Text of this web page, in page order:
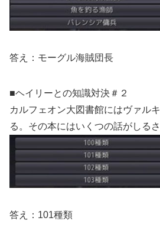
答え：モーグル海賊団長
■ヘイリーとの知識対決＃２
カルフェオン大図書館にはヴァル
る。その本にはいくつの話がしる
答え：101種類